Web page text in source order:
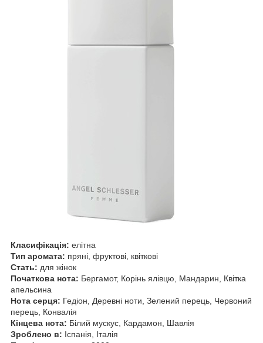
Класифікація: елітна
Тип аромата: пряні, фруктові, квіткові
Стать: для жінок
Початкова нота: Бергамот, Корінь ялівцю, Мандарин, Квітка
апельсина
Нота серця: Гедіон, Деревні ноти, Зелений перець, Червоний
перець, Конвалія
Кінцева нота: Білий мускус, Кардамон, Шавлія
Зроблено в: Іспанія, Італія